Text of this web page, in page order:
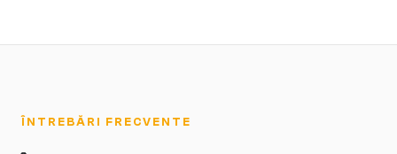
ÎNTREBĂRI FRECVENTE